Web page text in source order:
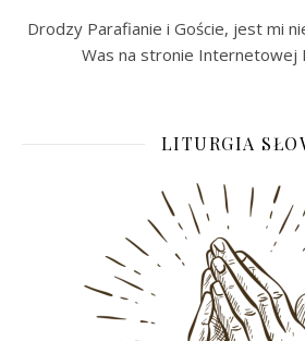
Drodzy Parafianie i Goście, jest mi
Was na stronie Internetowej
LITURGIA